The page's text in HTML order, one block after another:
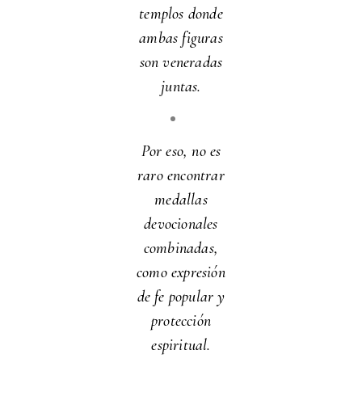
templos donde
ambas figuras
son veneradas
juntas.
Por eso, no es
raro encontrar
medallas
devocionales
combinadas,
como expresión
de fe popular y
protección
espiritual.